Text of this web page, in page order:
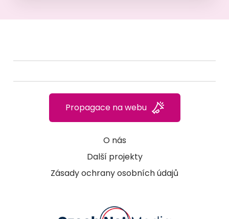
O nás
Další projekty
Zásady ochrany osobních údajů
Propagace na webu